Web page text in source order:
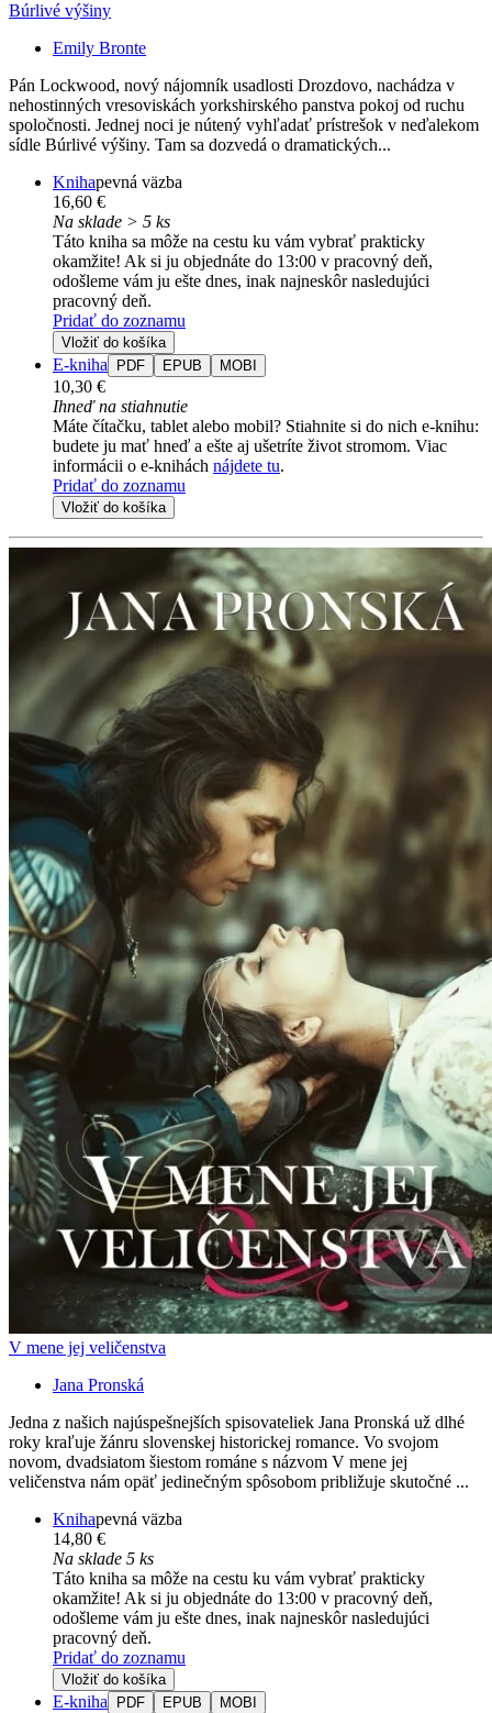
Búrlivé výšiny
Emily Bronte
Pán Lockwood, nový nájomník usadlosti Drozdovo, nachádza v
nehostinných vresoviskách yorkshirského panstva pokoj od ruchu
spoločnosti. Jednej noci je nútený vyhľadať prístrešok v neďalekom
sídle Búrlivé výšiny. Tam sa dozvedá o dramatických...
Knihapevná väzba
16,60 €
Na sklade > 5 ks
Táto kniha sa môže na cestu ku vám vybrať prakticky
okamžite! Ak si ju objednáte do 13:00 v pracovný deň,
odošleme vám ju ešte dnes, inak najneskôr nasledujúci
pracovný deň.
Pridať do zoznamu
Vložiť do košíka
E-kniha PDF EPUB MOBI
10,30 €
Ihneď na stiahnutie
Máte čítačku, tablet alebo mobil? Stiahnite si do nich e-knihu:
budete ju mať hneď a ešte aj ušetríte život stromom. Viac
informácii o e-knihách nájdete tu.
Pridať do zoznamu
Vložiť do košíka
V mene jej veličenstva
Jana Pronská
Jedna z našich najúspešnejších spisovateliek Jana Pronská už dlhé
roky kraľuje žánru slovenskej historickej romance. Vo svojom
novom, dvadsiatom šiestom románe s názvom V mene jej
veličenstva nám opäť jedinečným spôsobom približuje skutočné ...
Knihapevná väzba
14,80 €
Na sklade 5 ks
Táto kniha sa môže na cestu ku vám vybrať prakticky
okamžite! Ak si ju objednáte do 13:00 v pracovný deň,
odošleme vám ju ešte dnes, inak najneskôr nasledujúci
pracovný deň.
Pridať do zoznamu
Vložiť do košíka
E-kniha PDF EPUB MOBI